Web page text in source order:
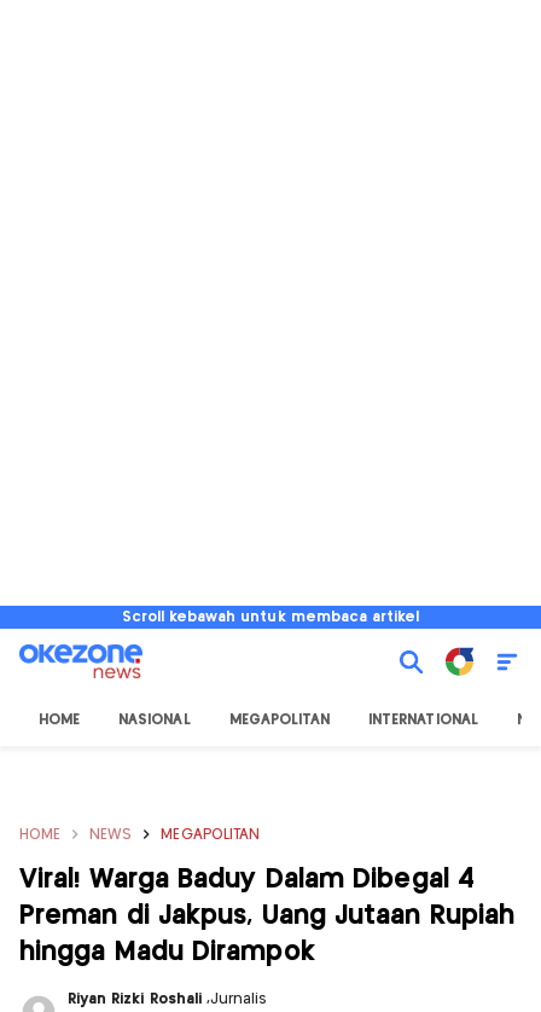
Scroll kebawah untuk membaca artikel
HOME NASIONAL MEGAPOLITAN INTERNATIONAL
HOME NEWS MEGAPOLITAN
Viral! Warga Baduy Dalam Dibegal 4
Preman di Jakpus, Uang Jutaan Rupiah
hingga Madu Dirampok
Riyan Rizki Roshali ,Jurnalis